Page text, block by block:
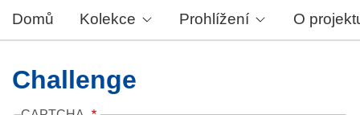
Domů Kolekce Prohlížení O
Challenge